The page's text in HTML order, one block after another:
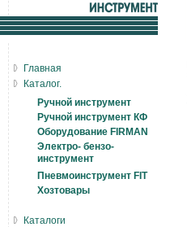
Главная
Каталог.
Ручной инструмент
Ручной инструмент КФ
Оборудование FIRMAN
Электро- бензо-
инструмент
Пневмоинструмент FIT
Хозтовары
Каталоги